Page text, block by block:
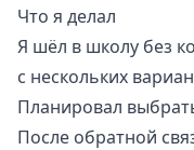
Что я делал
Я шёл в школу без
с нескольких
Планировал
После обратной